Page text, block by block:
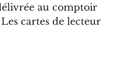
au comptoir
cartes de lecteur